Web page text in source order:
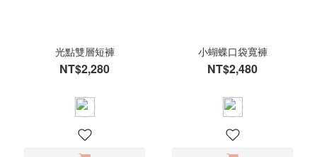
光點雙層短褲
NT$2,280
小蝴蝶口袋寬褲
NT$2,480